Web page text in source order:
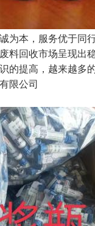
为本，服务优于同
料回收市场呈现出
的提高，越来越多
限公司